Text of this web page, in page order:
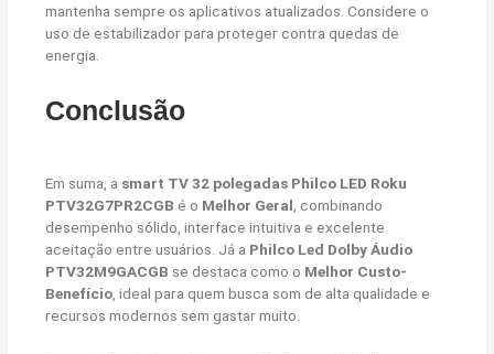
mantenha sempre os aplicativos atualizados. Considere o
uso de estabilizador para proteger contra quedas de
energia.
Conclusão
Em suma, a smart TV 32 polegadas Philco LED Roku
PTV32G7PR2CGB é o Melhor Geral, combinando
desempenho sólido, interface intuitiva e excelente
aceitação entre usuários. Já a Philco Led Dolby Áudio
PTV32M9GACGB se destaca como o Melhor Custo-
Benefício, ideal para quem busca som de alta qualidade e
recursos modernos sem gastar muito.